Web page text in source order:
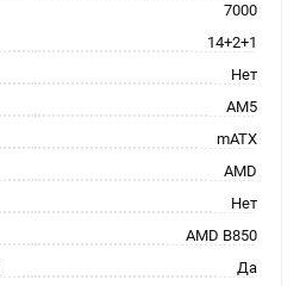
7000
14+2+1
Нет
AM5
mATX
AMD
Нет
AMD B850
Да